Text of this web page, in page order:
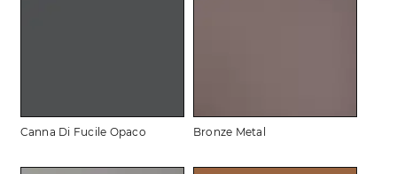
Canna Di Fucile Opaco Bronze Metal